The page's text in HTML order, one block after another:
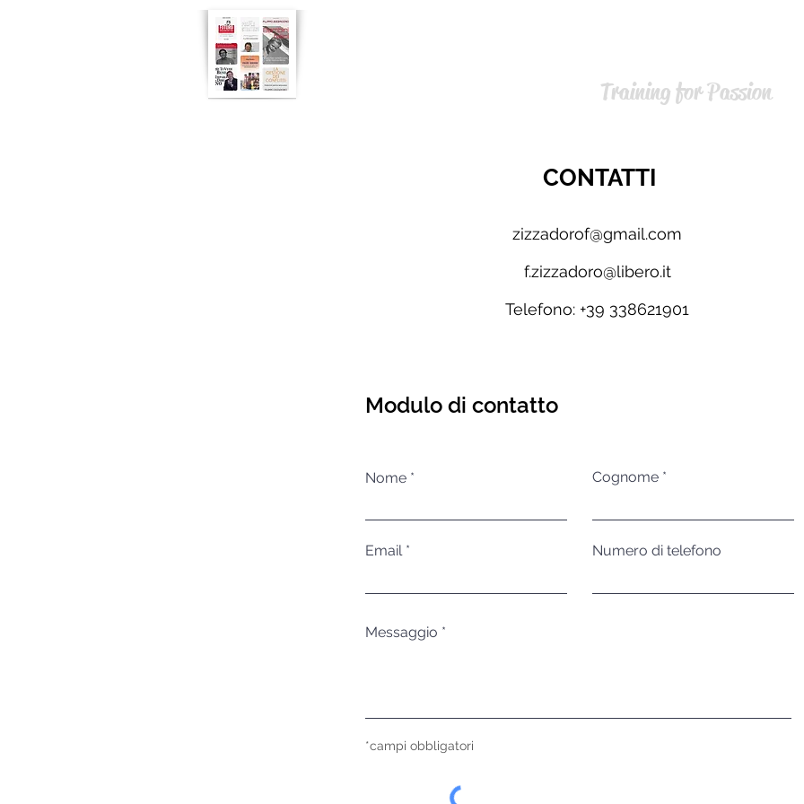
Training for Passion
CONTATTI
zizzadorof@gmail.com
f.zizzadoro@libero.it
Telefono: +39 338621901
Modulo di contatto
Nome Cognome
Email Numero di telefono
Messaggio
*campi obbligatori